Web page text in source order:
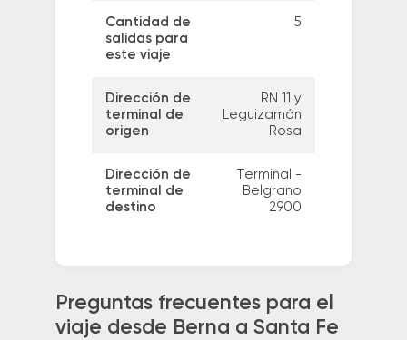
Cantidad de
salidas para
este viaje
5
Dirección de
terminal de
origen
RN 11 y
Leguizamón
Rosa
Dirección de
terminal de
destino
Terminal -
Belgrano
2900
Preguntas frecuentes para el
viaje desde Berna a Santa Fe